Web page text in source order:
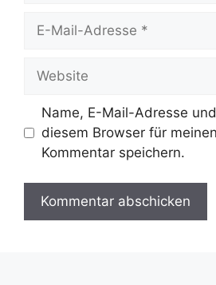
Mail-
Name, E-Mail-Adresse
diesem Browser für
Kommentar speichern.